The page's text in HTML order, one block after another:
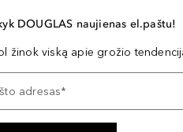
DOUGLAS naujienas el.paštu!
žinok viską apie grožio
adresas*